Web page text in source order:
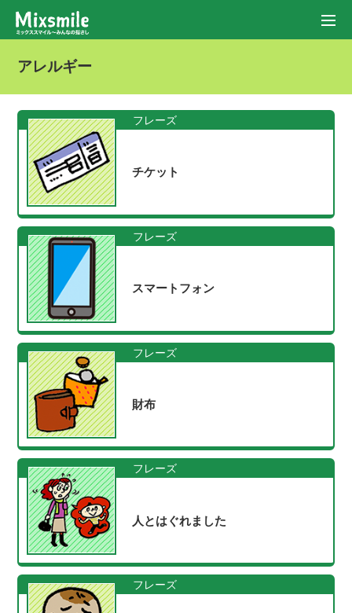
アレルギー
フレーズ
チケット
フレーズ
スマートフォン
フレーズ
財布
フレーズ
人とはぐれました
フレーズ